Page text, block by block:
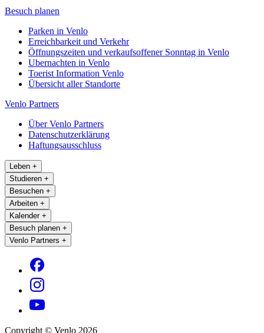
Besuch planen
Parken in Venlo
Erreichbarkeit und Verkehr
Öffnungszeiten und verkaufsoffener Sonntag in Venlo
Ubernachten in Venlo
Toerist Information Venlo
Übersicht aller Standorte
Venlo Partners
Über Venlo Partners
Datenschutzerklärung
Haftungsausschluss
Leben +
Studieren +
Besuchen +
Arbeiten +
Kalender +
Besuch planen +
Venlo Partners +
Copyright © Venlo 2026